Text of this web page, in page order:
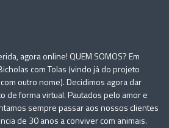
agora online! QUEM SOMOS? Em
com Tolas (vindo já do projeto
outro nome). Decidimos agora dar
de forma virtual. Pautados pelo amor e
sempre passar aos nossos clientes
de 30 anos a conviver com animais.